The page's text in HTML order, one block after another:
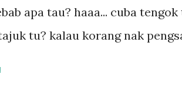
apa tau? haaa... cuba
tu? kalau korang nak